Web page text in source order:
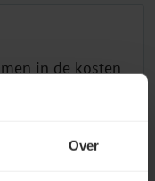
Over
in de kosten
opleggen